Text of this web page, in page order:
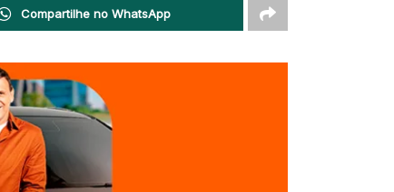
Compartilhe no WhatsApp